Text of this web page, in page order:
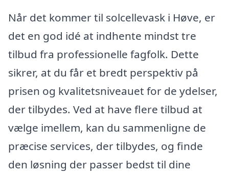
Når det kommer til solcellevask i Høve, er
det en god idé at indhente mindst tre
tilbud fra professionelle fagfolk. Dette
sikrer, at du får et bredt perspektiv på
prisen og kvalitetsniveauet for de ydelser,
der tilbydes. Ved at have flere tilbud at
vælge imellem, kan du sammenligne de
præcise services, der tilbydes, og finde
den løsning der passer bedst til dine